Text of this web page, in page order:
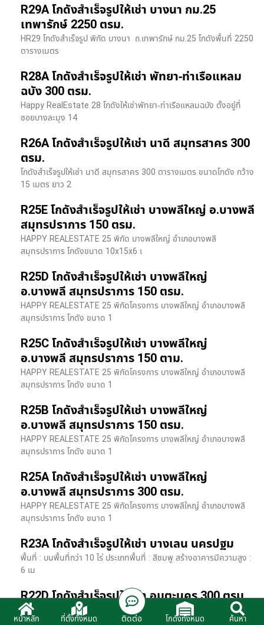
R29A โกดังสำเร็จรูปให้เช่า บางนา กม.25
เทพารักษ์ 2250 ตรม.
HR29 โกดังสำเร็จรูป พิกัด บางนา​ ถ.เทพารักษ์ กม.25 โกดังพื้นที่ 2250
ตารางเมตร
R28A โกดังสำเร็จรูปให้เช่า พัทยา-ท่าเรือแหลม
ฉบัง 300 ตรม.
Happy RealEstate 28 โกดังให้เช่าพัทยา-ท่าเรือแหลมฉบัง ตั้งอยู่ที่
ซอยบางละมุง 14
R26A โกดังสำเร็จรูปให้เช่า นาดี สมุทรสาคร 300
ตรม.
โกดังสำเร็จรูปให้เช่า นาดี สมุทรสาคร 300 ตารางเมตร ขนาดโกดัง กว้าง
15 เมตร ยาว 2
R25E โกดังสำเร็จรูปให้เช่า บางพลีใหญ่ อ.บางพลี
สมุทรปราการ 150 ตรม.
HAPPY REALESTATE 25 พิกัด บางพลีใหญ่ อำเภอบางพลี
สมุทรปราการ โกดังขนาด 10x15x6 เ
R25D โกดังสำเร็จรูปให้เช่า บางพลีใหญ่
อ.บางพลี สมุทรปราการ 150 ตรม.
HAPPY REALESTATE 25 พิกัดโครงการ บางพลีใหญ่ อำเภอบางพลี
สมุทรปราการ โกดัง ขนาด 1
R25C โกดังสำเร็จรูปให้เช่า บางพลีใหญ่
อ.บางพลี สมุทรปราการ 150 ตาม.
HAPPY REALESTATE 25 พิกัดโครงการ บางพลีใหญ่ อำเภอบางพลี
สมุทรปราการ โกดัง ขนาด 1
R25B โกดังสำเร็จรูปให้เช่า บางพลีใหญ่
อ.บางพลี สมุทรปราการ 150 ตรม.
HAPPY REALESTATE 25 พิกัดโครงการ บางพลีใหญ่ อำเภอบางพลี
สมุทรปราการ โกดัง ขนาด 1
R25A โกดังสำเร็จรูปให้เช่า บางพลีใหญ่
อ.บางพลี สมุทรปราการ 300 ตรม.
HAPPY REALESTATE 25 พิกัดโครงการ บางพลีใหญ่ อำเภอบางพลี
สมุทรปราการ โกดัง ขนาด 1
R23A โกดังสำเร็จรูปให้เช่า บางเลน นครปฐม
พื้นที่ : บนพื้นที่กว่า 10 ไร่ ประเภทพื้นที่ : สีชมพู สร้างอาคารมีความสูง :
6 เม
R22D โกดังสำเร็จรูปให้เช่า อมตะนคร 300 ตรม.
HR22 โกดังสำเร็จรูปให้เช่า พิกัด ติดนิคมอมตะนคร อ.พานทอง จ.ชลบุรี
รายละเอียดโรงง
หน้าหลัก ที่ตั้งทั้งหมด ติดต่อ โกดังทั้งหมด ค้นหา